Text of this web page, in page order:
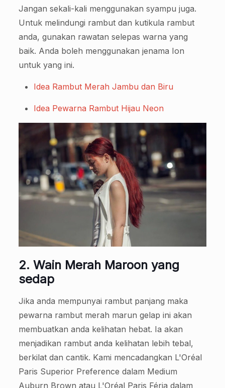
Jangan sekali-kali menggunakan syampu juga.
Untuk melindungi rambut dan kutikula rambut
anda, gunakan rawatan selepas warna yang
baik. Anda boleh menggunakan jenama Ion
untuk yang ini.
Idea Rambut Merah Jambu dan Biru
Idea Pewarna Rambut Hijau Neon
2. Wain Merah Maroon yang
sedap
Jika anda mempunyai rambut panjang maka
pewarna rambut merah marun gelap ini akan
membuatkan anda kelihatan hebat. Ia akan
menjadikan rambut anda kelihatan lebih tebal,
berkilat dan cantik. Kami mencadangkan L'Oréal
Paris Superior Preference dalam Medium
Auburn Brown atau L'Oréal Paris Féria dalam